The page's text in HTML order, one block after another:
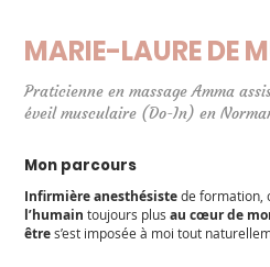
MARIE-LAURE DE
Praticienne en massage Amma
éveil musculaire (Do-In) en
Mon parcours
Infirmière anesthésistede formation,
l’humain toujours plusau cœur de
êtres’est imposée à moi tout